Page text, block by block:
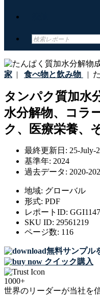
家 | 食べ物と飲み物 |
タンパク質加水
水分解物、コラ
ク、医療栄養、
最終更新日: 25-July-
基準年: 2024
過去データ: 2020-
地域: グローバル
形式: PDF
レポートID:
SKU ID: 29561219
ページ数: 116
無料サンプル
クイック購入
1000+
世界のリーダーが当社を